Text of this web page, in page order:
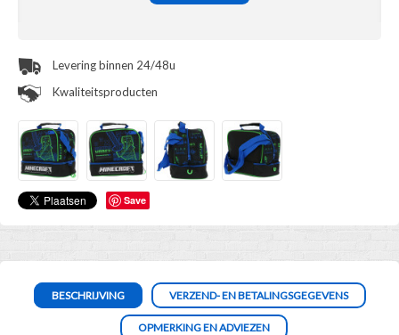
Save
Levering binnen 24/48u
Kwaliteitsproducten
BESCHRIJVING VERZEND- EN BETALINGSGEGEVENS
OPMERKING EN ADVIEZEN